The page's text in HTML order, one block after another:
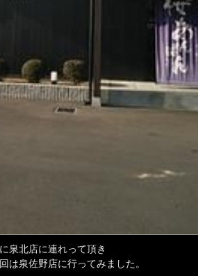
泉北店に連れって頂き
は泉佐野店に行ってみました。